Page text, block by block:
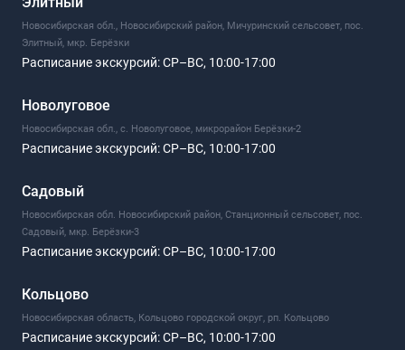
Новосибирская обл., Новосибирский район, Мичуринский сельсовет, пос.
Элитный, мкр. Берёзки
Расписание экскурсий:СР–ВС, 10:00-17:00
Новолуговое
Новосибирская обл., с. Новолуговое, микрорайон Берёзки-2
Расписание экскурсий:СР–ВС, 10:00-17:00
Садовый
Новосибирская обл. Новосибирский район, Станционный сельсовет, пос.
Садовый, мкр. Берёзки-3
Расписание экскурсий:СР–ВС, 10:00-17:00
Кольцово
Новосибирская область, Кольцово городской округ, рп. Кольцово
Расписание экскурсий:СР–ВС, 10:00-17:00